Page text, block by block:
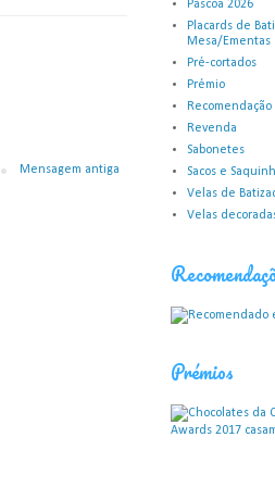
Mensagem antiga
Páscoa 2026
Placards de
Mesa/Ementas
Pré-cortados
Prémio
Recomendação
Revenda
Sabonetes
Sacos e
Velas de
Velas
Prémios